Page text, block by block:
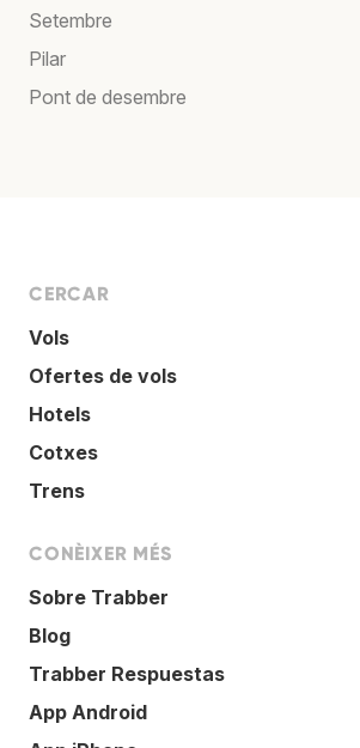
Setembre
Pilar
Pont de desembre
CERCAR
Vols
Ofertes de vols
Hotels
Cotxes
Trens
CONÈIXER MÉS
Sobre Trabber
Blog
Trabber Respuestas
App Android